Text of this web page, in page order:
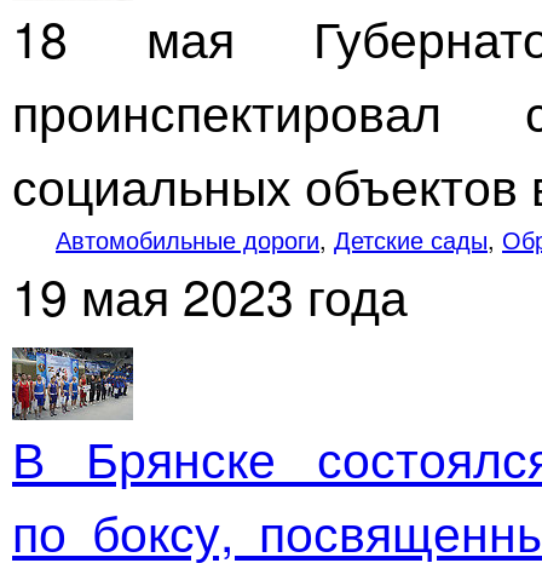
18 мая
проинспектировал
социальных объектов
Автомобильные дороги, Детские сады,
19 мая 2023 года
В Брянске
по боксу,